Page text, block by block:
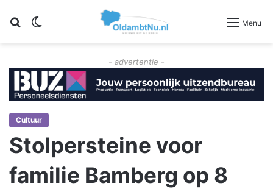
Zoeken Menu
- advertentie -
Cultuur
Stolpersteine voor
familie Bamberg op 8